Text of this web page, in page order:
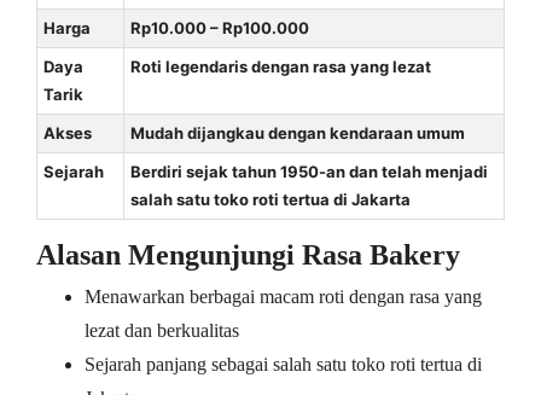
Harga
Rp10.000 – Rp100.000
Daya
Tarik
Roti legendaris dengan rasa yang lezat
Akses
Mudah dijangkau dengan kendaraan umum
Sejarah
Berdiri sejak tahun 1950-an dan telah menjadi
salah satu toko roti tertua di Jakarta
Alasan Mengunjungi Rasa Bakery
Menawarkan berbagai macam roti dengan rasa yang
lezat dan berkualitas
Sejarah panjang sebagai salah satu toko roti tertua di